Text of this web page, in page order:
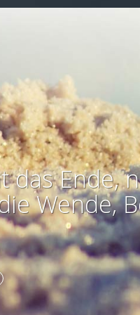
das Ende,
Wende,